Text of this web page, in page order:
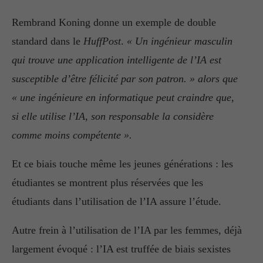
Rembrand Koning donne un exemple de double
standard dans le HuffPost. « Un ingénieur masculin
qui trouve une application intelligente de l’IA est
susceptible d’être félicité par son patron. » alors que
« une ingénieure en informatique peut craindre que,
si elle utilise l’IA, son responsable la considère
comme moins compétente ».
Et ce biais touche même les jeunes générations : les
étudiantes se montrent plus réservées que les
étudiants dans l’utilisation de l’IA assure l’étude.
Autre frein à l’utilisation de l’IA par les femmes, déjà
largement évoqué : l’IA est truffée de biais sexistes